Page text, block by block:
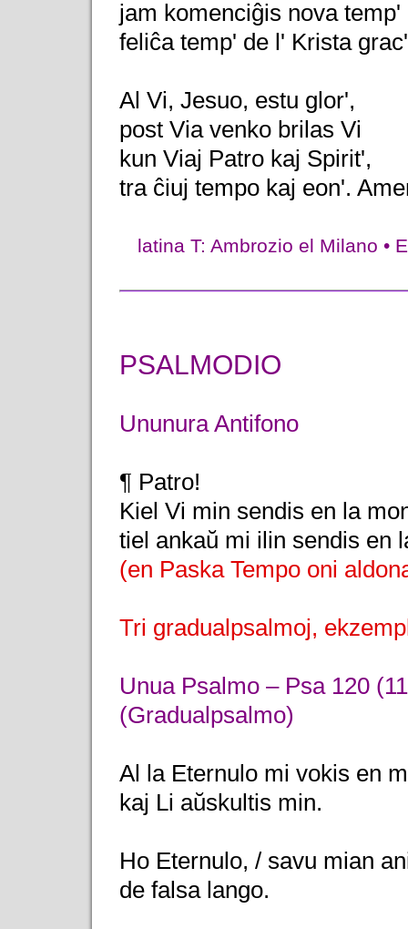
jam komenciĝis nova temp'
feliĉa temp' de l' Krista
Al Vi, Jesuo, estu glor',
post Via venko brilas Vi
kun Viaj Patro kaj Spirit',
tra ĉiuj tempo kaj eon'.
latina T: Ambrozio el Milano •
PSALMODIO
Ununura Antifono
¶ Patro!
Kiel Vi min sendis en la
tiel ankaŭ mi ilin sendis en
(en Paska Tempo oni
Tri gradualpsalmoj,
Unua Psalmo – Psa 120
(Gradualpsalmo)
Al la Eternulo mi vokis en
kaj Li aŭskultis min.
Ho Eternulo, / savu mian
de falsa lango.